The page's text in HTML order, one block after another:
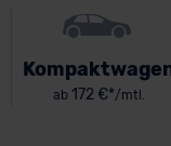
ab172 €*/mtl.